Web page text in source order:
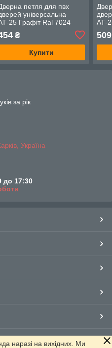
петля для пвх
універсальна
25 Графіт Ral 7024
₴
Купити
АТ-
509
за рік
Україна
до 17:30
Prom.ua
наразі на вихідних. Ми